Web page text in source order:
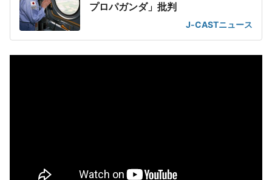
プロパガンダ」批判
J-CASTニュース